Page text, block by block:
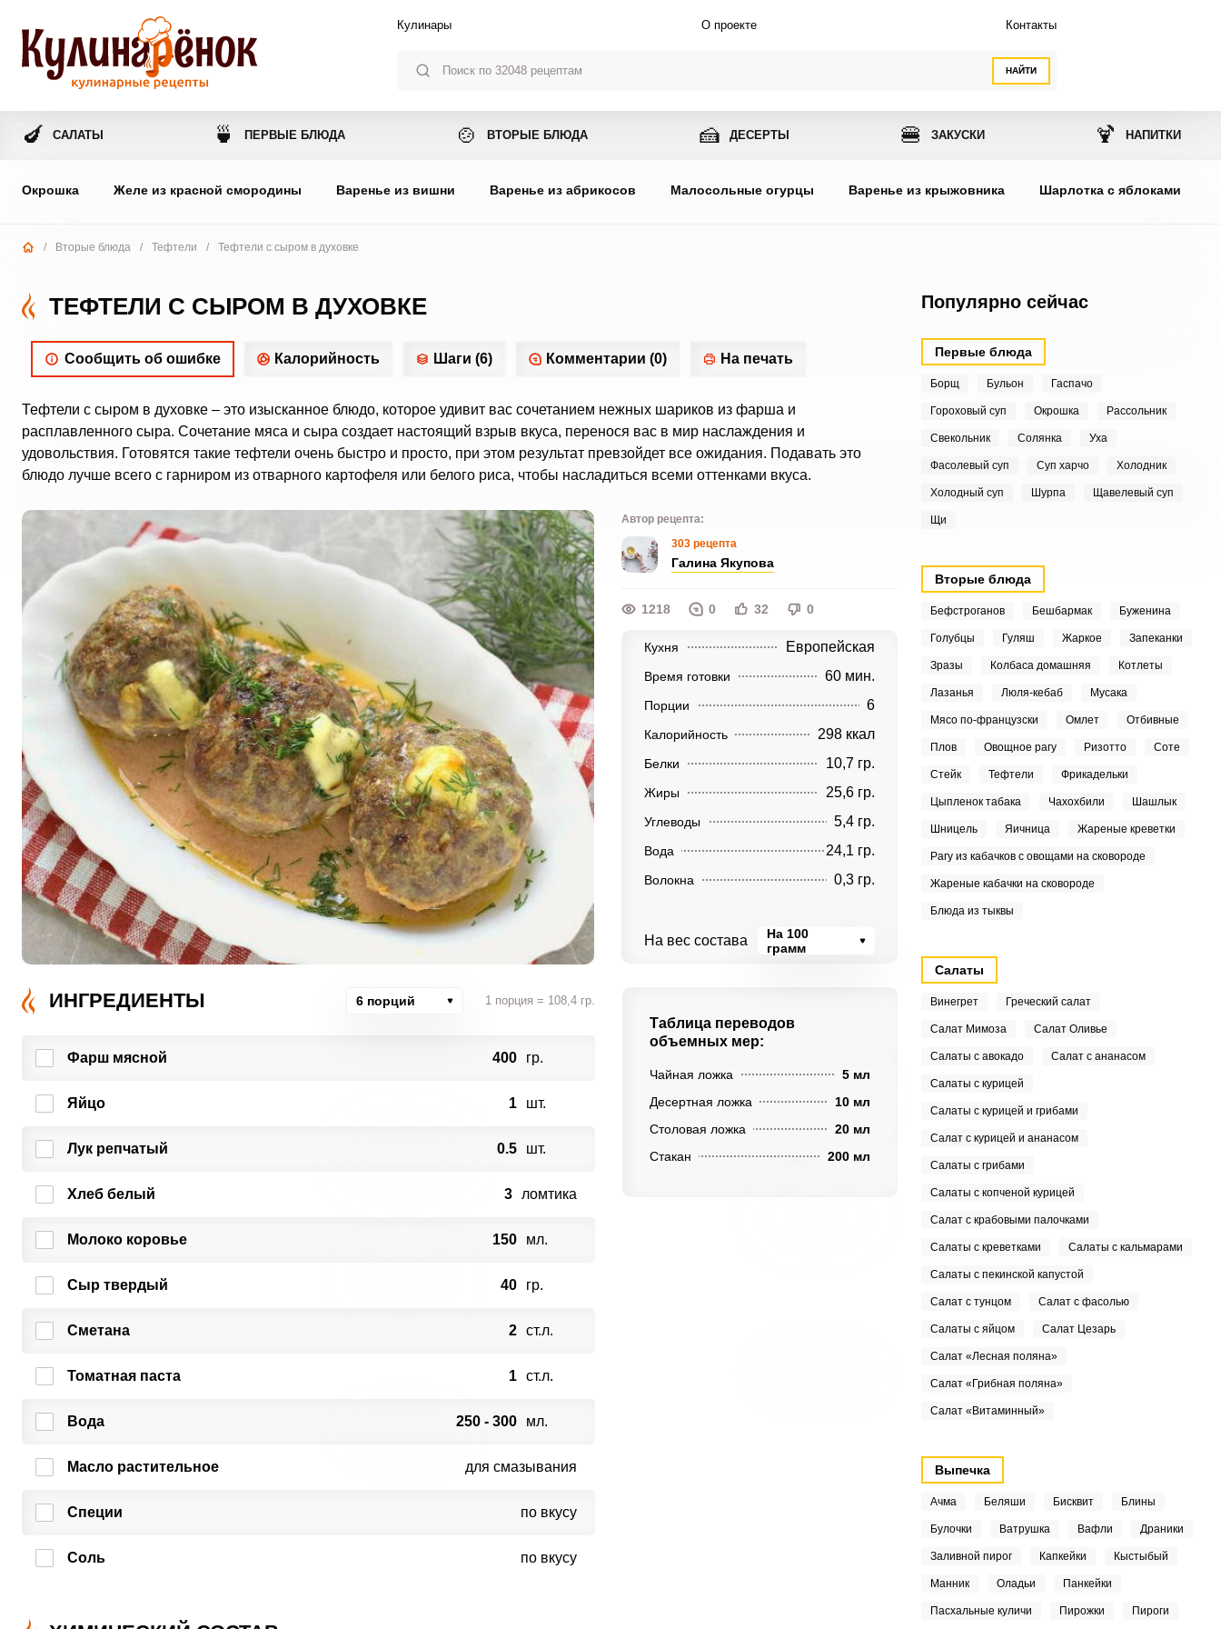
НАЙТИ
Кулинары О проекте Контакты
🍆 САЛАТЫ 🍵 ПЕРВЫЕ БЛЮДА 🍲 ВТОРЫЕ БЛЮДА 🍰 ДЕСЕРТЫ 🍔 ЗАКУСКИ 🍹 НАПИТКИ
Окрошка Желе из красной смородины Варенье из вишни Варенье из абрикосов Малосольные огурцы Варенье из крыжовника Шарлотка с яблоками
/ Вторые блюда / Тефтели / Тефтели с сыром в духовке
ТЕФТЕЛИ С СЫРОМ В ДУХОВКЕ
Сообщить об ошибке Калорийность Шаги (6) Комментарии (0) На печать
Тефтели с сыром в духовке – это изысканное блюдо, которое удивит вас сочетанием нежных шариков из фарша и
расплавленного сыра. Сочетание мяса и сыра создает настоящий взрыв вкуса, перенося вас в мир наслаждения и
удовольствия. Готовятся такие тефтели очень быстро и просто, при этом результат превзойдет все ожидания. Подавать это
блюдо лучше всего с гарниром из отварного картофеля или белого риса, чтобы насладиться всеми оттенками вкуса.
Автор рецепта:
303 рецепта
Галина Якупова
1218 0 32 0
Кухня Европейская
Время готовки 60 мин.
Порции 6
Калорийность 298 ккал
Белки 10,7 гр.
Жиры 25,6 гр.
Углеводы 5,4 гр.
Вода 24,1 гр.
Волокна 0,3 гр.
На вес состава
На 100
грамм
ИНГРЕДИЕНТЫ 6 порций 1 порция = 108,4 гр.
Фарш мясной 400 гр.
Яйцо 1 шт.
Лук репчатый 0.5 шт.
Хлеб белый 3 ломтика
Молоко коровье 150 мл.
Сыр твердый 40 гр.
Сметана 2 ст.л.
Томатная паста 1 ст.л.
Вода 250 - 300 мл.
Масло растительное для смазывания
Специи по вкусу
Соль по вкусу
Таблица переводов
объемных мер:
Чайная ложка
5 мл
Десертная ложка
10 мл
Столовая ложка
20 мл
Стакан
200 мл
Популярно сейчас
Первые блюда
Борщ Бульон Гаспачо
Гороховый суп Окрошка Рассольник
Свекольник Солянка Уха
Фасолевый суп Суп харчо Холодник
Холодный суп Шурпа Щавелевый суп
Щи
Вторые блюда
Бефстроганов Бешбармак Буженина
Голубцы Гуляш Жаркое Запеканки
Зразы Колбаса домашняя Котлеты
Лазанья Люля-кебаб Мусака
Мясо по-французски Омлет Отбивные
Плов Овощное рагу Ризотто Соте
Стейк Тефтели Фрикадельки
Цыпленок табака Чахохбили Шашлык
Шницель Яичница Жареные креветки
Рагу из кабачков с овощами на сковороде
Жареные кабачки на сковороде
Блюда из тыквы
Салаты
Винегрет Греческий салат
Салат Мимоза Салат Оливье
Салаты с авокадо Салат с ананасом
Салаты с курицей
Салаты с курицей и грибами
Салат с курицей и ананасом
Салаты с грибами
Салаты с копченой курицей
Салат с крабовыми палочками
Салаты с креветками Салаты с кальмарами
Салаты с пекинской капустой
Салат с тунцом Салат с фасолью
Салаты с яйцом Салат Цезарь
Салат «Лесная поляна»
Салат «Грибная поляна»
Салат «Витаминный»
Выпечка
Ачма Беляши Бисквит Блины
Булочки Ватрушка Вафли Драники
Заливной пирог Капкейки Кыстыбый
Манник Оладьи Панкейки
Пасхальные куличи Пирожки Пироги